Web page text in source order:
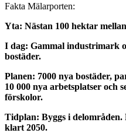
Fakta Mälarporten:
Yta: Nästan 100 hektar
I dag: Gammal industrimark
bostäder.
Planen: 7000 nya bostäder,
10 000 nya arbetsplatser och
förskolor.
Tidplan: Byggs i delområden.
klart 2050.